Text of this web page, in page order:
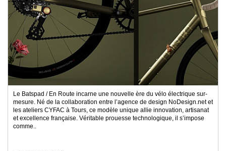
Le Batspad / En Route incarne une nouvelle ère du vélo électrique sur-
mesure. Né de la collaboration entre l’agence de design NoDesign.net et
les ateliers CYFAC à Tours, ce modèle unique allie innovation, artisanat
et excellence française. Véritable prouesse technologique, il s’impose
comme..